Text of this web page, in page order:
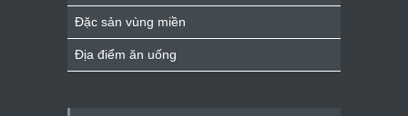
Đặc sản vùng miền
Địa điểm ăn uống